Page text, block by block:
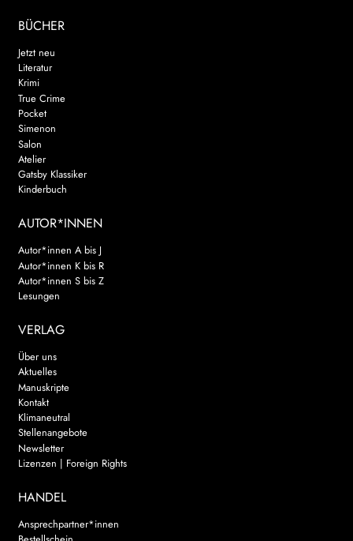
BÜCHER
Jetzt neu
Literatur
Krimi
True Crime
Pocket
Simenon
Salon
Atelier
Gatsby Klassiker
Kinderbuch
AUTOR*INNEN
Autor*innen A bis J
Autor*innen K bis R
Autor*innen S bis Z
Lesungen
VERLAG
Über uns
Aktuelles
Manuskripte
Kontakt
Klimaneutral
Stellenangebote
Newsletter
Lizenzen | Foreign Rights
HANDEL
Ansprechpartner*innen